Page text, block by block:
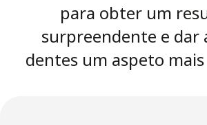
para obter um
surpreendente e dar
dentes um aspeto